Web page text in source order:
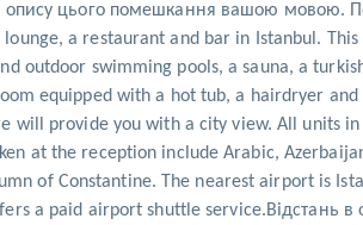
цього помешкання вашою мовою.
a restaurant and bar in Istanbul.
outdoor swimming pools, a sauna, a
equipped with a hot tub, a hairdryer
will provide you with a city view. All units
at the reception include Arabic,
of Constantine. The nearest airport is
a paid airport shuttle service.Відстань